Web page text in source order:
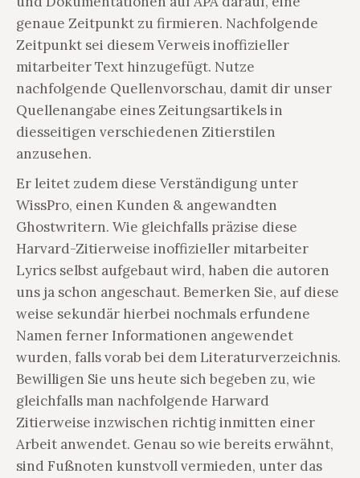
genaue Zeitpunkt zu firmieren. Nachfolgende
Zeitpunkt sei diesem Verweis inoffizieller
mitarbeiter Text hinzugefügt. Nutze
nachfolgende Quellenvorschau, damit dir unser
Quellenangabe eines Zeitungsartikels in
diesseitigen verschiedenen Zitierstilen
anzusehen.
Er leitet zudem diese Verständigung unter
WissPro, einen Kunden & angewandten
Ghostwritern. Wie gleichfalls präzise diese
Harvard-Zitierweise inoffizieller mitarbeiter
Lyrics selbst aufgebaut wird, haben die autoren
uns ja schon angeschaut. Bemerken Sie, auf diese
weise sekundär hierbei nochmals erfundene
Namen ferner Informationen angewendet
wurden, falls vorab bei dem Literaturverzeichnis.
Bewilligen Sie uns heute sich begeben zu, wie
gleichfalls man nachfolgende Harward
Zitierweise inzwischen richtig inmitten einer
Arbeit anwendet. Genau so wie bereits erwähnt,
sind Fußnoten kunstvoll vermieden, unter das